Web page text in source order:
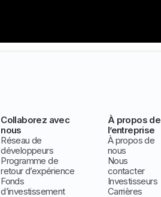
Collaborez avec
nous
Réseau de
développeurs
Programme de
retour d’expérience
Fonds
d’investissement
À propos de
l’entreprise
À propos de
nous
Nous
contacter
Investisseurs
Carrières